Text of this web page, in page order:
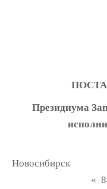
Президиума
«